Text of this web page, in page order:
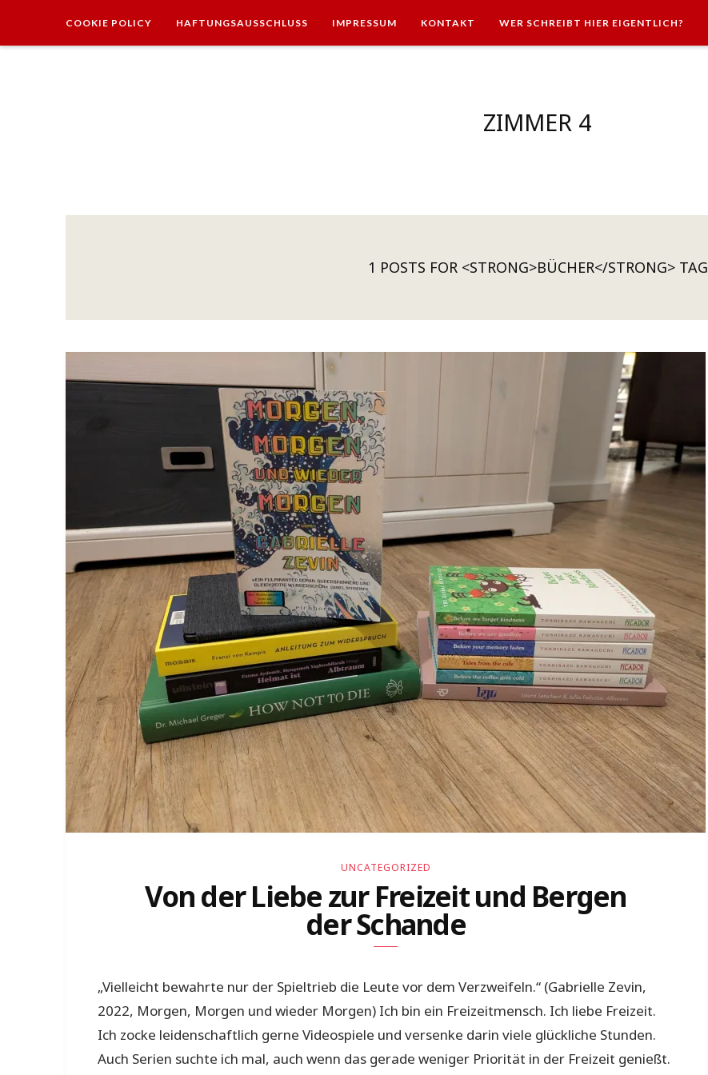
COOKIE POLICY HAFTUNGSAUSSCHLUSS IMPRESSUM KONTAKT WER SCHREIBT HIER EIGENTLICH?
ZIMMER 4
1 POSTS FOR <STRONG>BÜCHER</STRONG> TAG
UNCATEGORIZED
Von der Liebe zur Freizeit und Bergen
der Schande
„Vielleicht bewahrte nur der Spieltrieb die Leute vor dem Verzweifeln.“ (Gabrielle Zevin,
2022, Morgen, Morgen und wieder Morgen) Ich bin ein Freizeitmensch. Ich liebe Freizeit.
Ich zocke leidenschaftlich gerne Videospiele und versenke darin viele glückliche Stunden.
Auch Serien suchte ich mal, auch wenn das gerade weniger Priorität in der Freizeit genießt.